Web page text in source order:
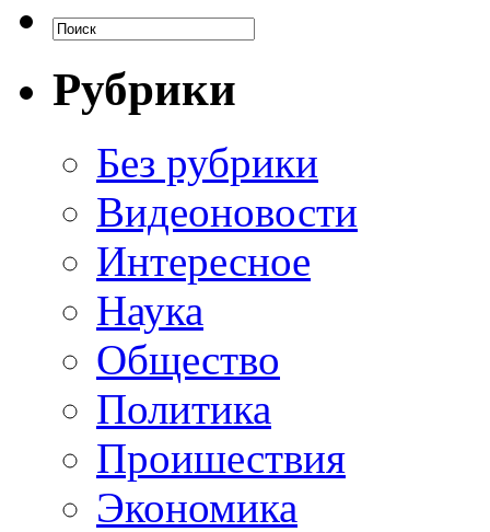
Рубрики
Без рубрики
Видеоновости
Интересное
Наука
Общество
Политика
Проишествия
Экономика